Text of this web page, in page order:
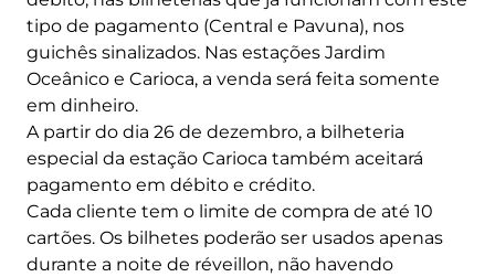
tipo de pagamento (Central e Pavuna), nos
guichês sinalizados. Nas estações Jardim
Oceânico e Carioca, a venda será feita somente
em dinheiro.
A partir do dia 26 de dezembro, a bilheteria
especial da estação Carioca também aceitará
pagamento em débito e crédito.
Cada cliente tem o limite de compra de até 10
cartões. Os bilhetes poderão ser usados apenas
durante a noite de réveillon, não havendo